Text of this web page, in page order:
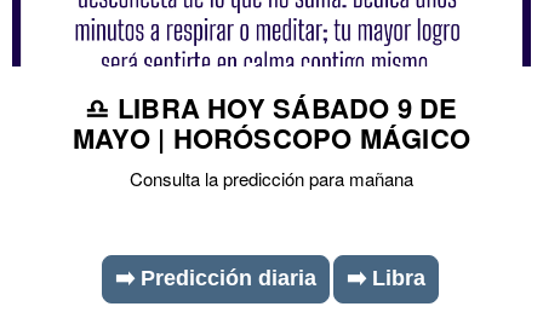
♎ LIBRA HOY SÁBADO 9 DE
MAYO | HORÓSCOPO MÁGICO
Consulta la predicción para mañana
➡️ Predicción diaria ➡️ Libra